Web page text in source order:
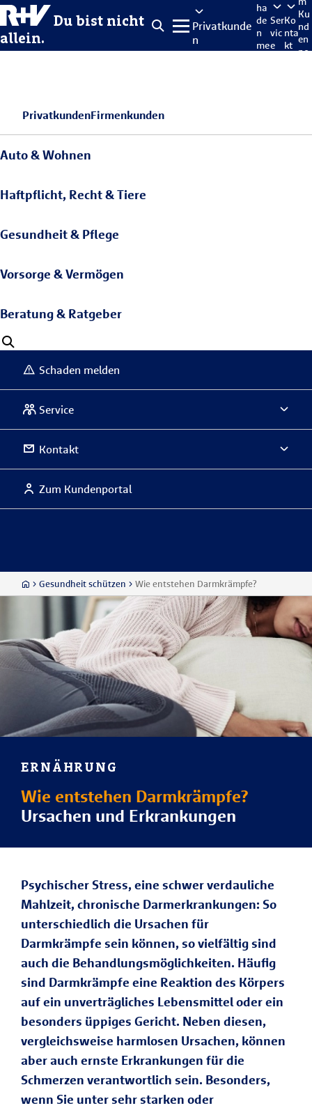
Du bist nicht
allein.
Privatkunde
n
ha
de
n
me
Ser
vic
e
Ko
nta
kt
Ku
nd
en
po
PrivatkundenFirmenkunden
Auto & Wohnen
Haftpflicht, Recht & Tiere
Gesundheit & Pflege
Vorsorge & Vermögen
Beratung & Ratgeber
Schaden melden
Service
Kontakt
Zum Kundenportal
Gesundheit schützen Wie entstehen Darmkrämpfe?
ERNÄHRUNG
Wie entstehen Darmkrämpfe?
Ursachen und Erkrankungen
Psychischer Stress, eine schwer verdauliche
Mahlzeit, chronische Darmerkrankungen: So
unterschiedlich die Ursachen für
Darmkrämpfe sein können, so vielfältig sind
auch die Behandlungsmöglichkeiten. Häufig
sind Darmkrämpfe eine Reaktion des Körpers
auf ein unverträgliches Lebensmittel oder ein
besonders üppiges Gericht. Neben diesen,
vergleichsweise harmlosen Ursachen, können
aber auch ernste Erkrankungen für die
Schmerzen verantwortlich sein. Besonders,
wenn Sie unter sehr starken oder